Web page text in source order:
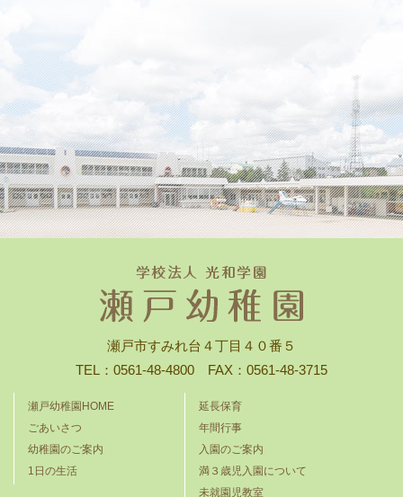
瀬戸市すみれ台４丁目４０番５
TEL：0561-48-4800 FAX：0561-48-3715
瀬戸幼稚園HOME
ごあいさつ
幼稚園のご案内
1日の生活
延長保育
年間行事
入園のご案内
満３歳児入園について
未就園児教室